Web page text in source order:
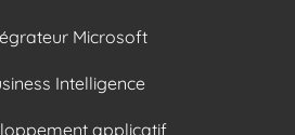
Microsoft
Intelligence
applicatif